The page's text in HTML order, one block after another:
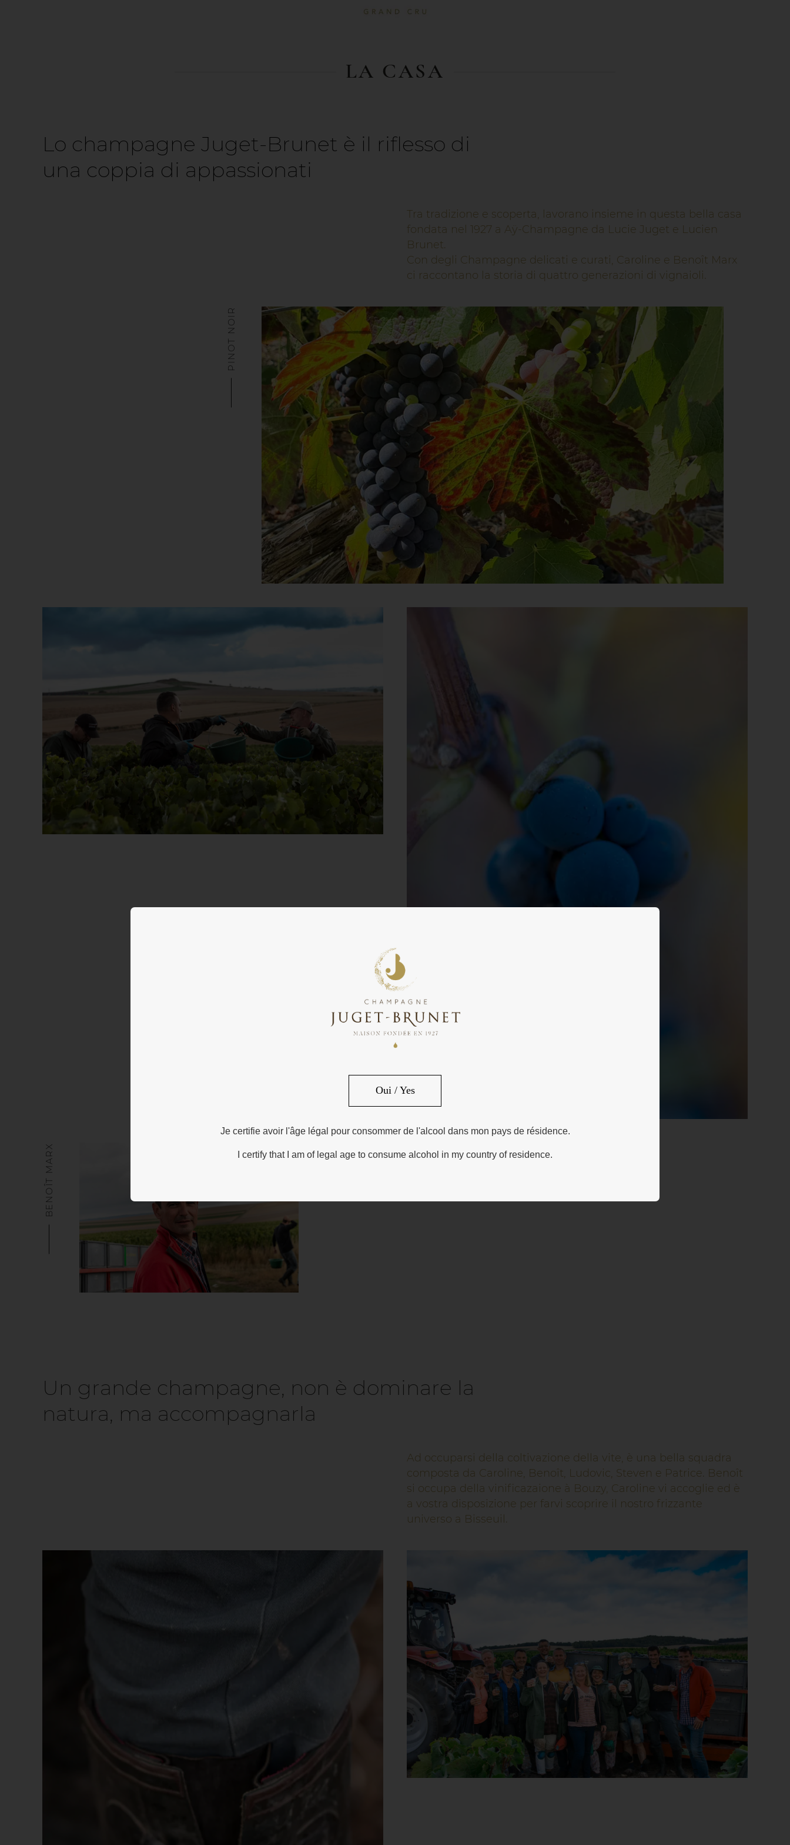
LA CASA
Lo champagne Juget-Brunet è il riflesso di
una coppia di appassionati
Tra tradizione e scoperta, lavorano insieme in questa bella casa
fondata nel 1927 a Aÿ-Champagne da Lucie Juget e Lucien
Brunet.
Con degli Champagne delicati e curati, Caroline e Benoît Marx
ci raccontano la storia di quattro generazioni di vignaioli.
PINOT NOIR
BENOÎT MARX
Un grande champagne, non è dominare la
natura, ma accompagnarla
Ad occuparsi della coltivazione della vite, è una bella squadra
composta da Caroline, Benoît, Ludovic, Steven e Patrice. Benoît
si occupa della vinificazaione à Bouzy, Caroline vi accoglie ed è
a vostra disposizione per farvi scoprire il nostro frizzante
universo a Bisseuil.
Oui / Yes
Je certifie avoir l'âge légal pour consommer de l'alcool dans mon pays de résidence.
I certify that I am of legal age to consume alcohol in my country of residence.